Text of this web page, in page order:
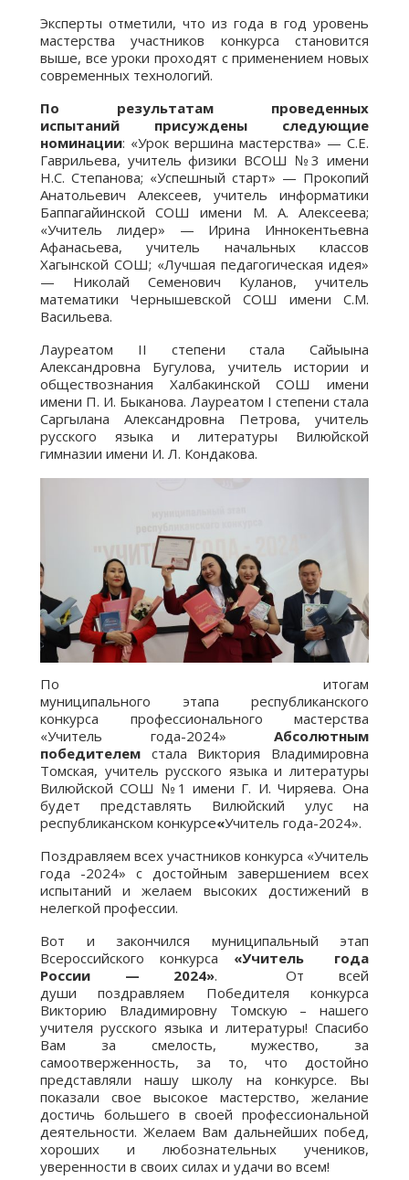
Эксперты отметили, что из года в год уровень
мастерства участников конкурса становится
выше, все уроки проходят с применением новых
современных технологий.
По результатам проведенных
испытаний присуждены следующие
номинации: «Урок вершина мастерства» — С.Е.
Гаврильева, учитель физики ВСОШ №3 имени
Н.С. Степанова; «Успешный старт» — Прокопий
Анатольевич Алексеев, учитель информатики
Баппагайинской СОШ имени М. А. Алексеева;
«Учитель лидер» — Ирина Иннокентьевна
Афанасьева, учитель начальных классов
Хагынской СОШ; «Лучшая педагогическая идея»
— Николай Семенович Куланов, учитель
математики Чернышевской СОШ имени С.М.
Васильева.
Лауреатом II степени стала Сайыына
Александровна Бугулова, учитель истории и
обществознания Халбакинской СОШ имени
имени П. И. Быканова. Лауреатом I степени стала
Саргылана Александровна Петрова, учитель
русского языка и литературы Вилюйской
гимназии имени И. Л. Кондакова.
По итогам
муниципального этапа республиканского
конкурса профессионального мастерства
«Учитель года-2024» Абсолютным
победителем стала Виктория Владимировна
Томская, учитель русского языка и литературы
Вилюйской СОШ №1 имени Г. И. Чиряева. Она
будет представлять Вилюйский улус на
республиканском конкурсе«Учитель года-2024».
Поздравляем всех участников конкурса «Учитель
года -2024» с достойным завершением всех
испытаний и желаем высоких достижений в
нелегкой профессии.
Вот и закончился муниципальный этап
Всероссийского конкурса «Учитель года
России — 2024». От всей
души поздравляем Победителя конкурса
Викторию Владимировну Томскую – нашего
учителя русского языка и литературы! Спасибо
Вам за смелость, мужество, за
самоотверженность, за то, что достойно
представляли нашу школу на конкурсе. Вы
показали свое высокое мастерство, желание
достичь большего в своей профессиональной
деятельности. Желаем Вам дальнейших побед,
хороших и любознательных учеников,
уверенности в своих силах и удачи во всем!